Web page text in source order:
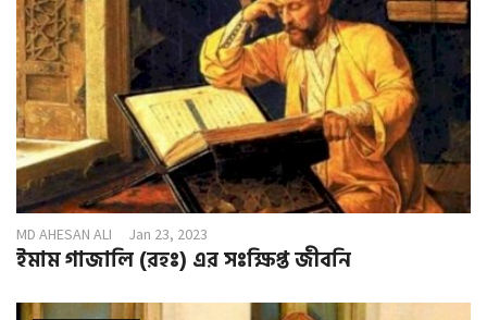
MD AHESAN ALI Jan 23, 2023
ইমাম গাজালি (রহঃ) এর সঃক্ষিপ্ত জীবনি